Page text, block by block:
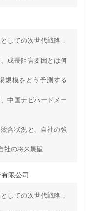
しての次世代戦略，
成長阻害要因とは何
規模をどう予測する
中国ナビハードメー
合状況と、自社の強
社の将来展望
限公司
しての次世代戦略，